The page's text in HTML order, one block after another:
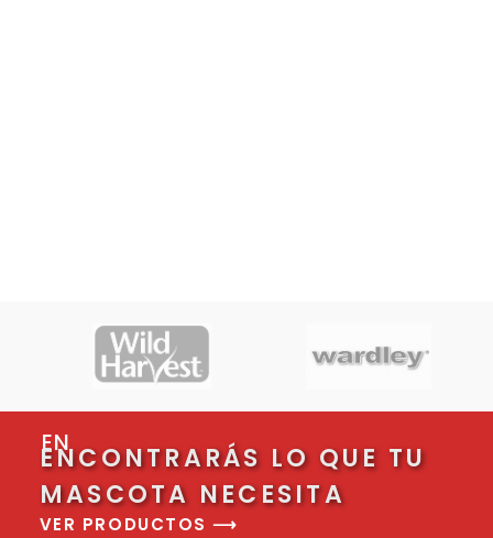
EN
ENCONTRARÁS LO QUE TU
MASCOTA NECESITA
VER PRODUCTOS ⟶